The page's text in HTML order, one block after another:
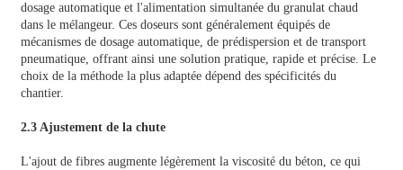
dosage automatique et l'alimentation simultanée du granulat chaud
dans le mélangeur. Ces doseurs sont généralement équipés de
mécanismes de dosage automatique, de prédispersion et de transport
pneumatique, offrant ainsi une solution pratique, rapide et précise. Le
choix de la méthode la plus adaptée dépend des spécificités du
chantier.
2.3 Ajustement de la chute
L'ajout de fibres augmente légèrement la viscosité du béton, ce qui